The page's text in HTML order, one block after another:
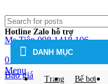
Hotline Zalo hỗ trợ
Ms Tiên 098.1418.106
0
Menu
DANH MỤC
Trang
Bể bơi
Báo giá